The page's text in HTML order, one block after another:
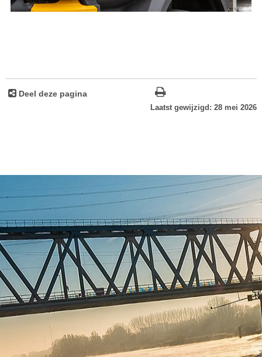
Deel deze pagina
Laatst gewijzigd: 28 mei 2026